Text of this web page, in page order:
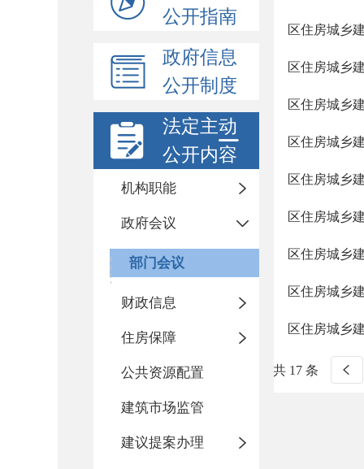
公开指南
政府信息
公开制度
法定主动
公开内容
机构职能
政府会议
部门会议
财政信息
住房保障
公共资源配置
建筑市场监管
建议提案办理
区住房城乡
区住房城乡
区住房城乡
区住房城乡
区住房城乡
区住房城乡
区住房城乡
区住房城乡
区住房城乡
共 17 条